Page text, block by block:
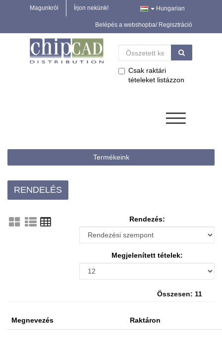
Magunkról Írjon nekünk! Hungarian
Belépés a webshopba/ Regisztráció
Csak raktári
tételeket listázzon
Termékeink
RENDELÉS
Rendezés:
Megjelenített tételek:
Összesen: 11
Megnevezés Raktáron